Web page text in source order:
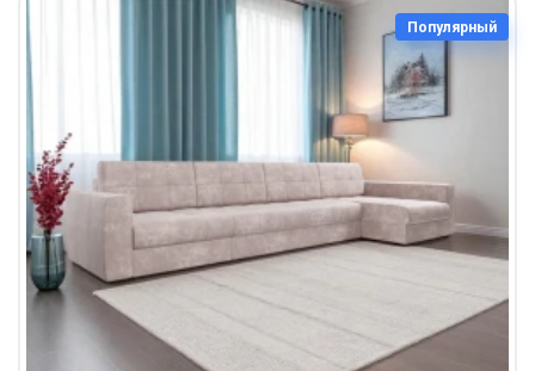
Популярный